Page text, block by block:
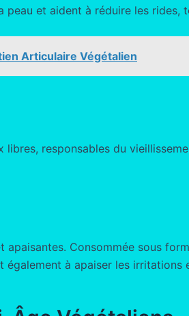
et aident à réduire les
Articulaire Végétalien
responsables du
Consommée sous
à apaiser les irritations